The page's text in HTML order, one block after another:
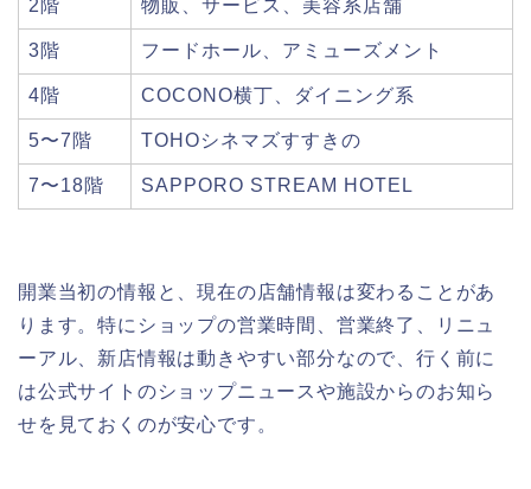
2階 物販、サービス、美容系店舗
3階 フードホール、アミューズメント
4階 COCONO横丁、ダイニング系
5〜7階 TOHOシネマズすすきの
7〜18階 SAPPORO STREAM HOTEL
開業当初の情報と、現在の店舗情報は変わることがあ
ります。特にショップの営業時間、営業終了、リニュ
ーアル、新店情報は動きやすい部分なので、行く前に
は公式サイトのショップニュースや施設からのお知ら
せを見ておくのが安心です。